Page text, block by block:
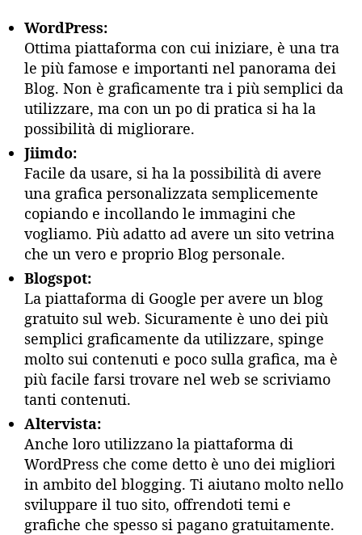
WordPress:
Ottima piattaforma con cui iniziare, è una tra
le più famose e importanti nel panorama dei
Blog. Non è graficamente tra i più semplici da
utilizzare, ma con un po di pratica si ha la
possibilità di migliorare.
Jiimdo:
Facile da usare, si ha la possibilità di avere
una grafica personalizzata semplicemente
copiando e incollando le immagini che
vogliamo. Più adatto ad avere un sito vetrina
che un vero e proprio Blog personale.
Blogspot:
La piattaforma di Google per avere un blog
gratuito sul web. Sicuramente è uno dei più
semplici graficamente da utilizzare, spinge
molto sui contenuti e poco sulla grafica, ma è
più facile farsi trovare nel web se scriviamo
tanti contenuti.
Altervista:
Anche loro utilizzano la piattaforma di
WordPress che come detto è uno dei migliori
in ambito del blogging. Ti aiutano molto nello
sviluppare il tuo sito, offrendoti temi e
grafiche che spesso si pagano gratuitamente.